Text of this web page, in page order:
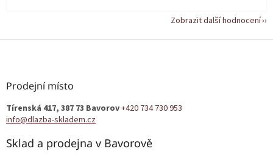
Zobrazit další hodnocení
Z
Prodejní místo
Tírenská 417, 387 73 Bavorov+420 734 730 953
info@dlazba-skladem.cz
Sklad a prodejna v Bavorově